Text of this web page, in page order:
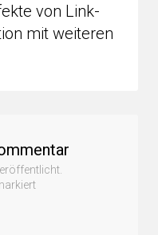
von Link-
mit weiteren